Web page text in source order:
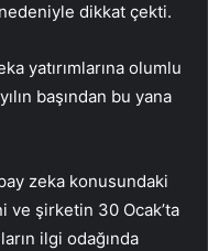
nedeniyle dikkat çekti.
yatırımlarına olumlu
başından bu yana
zeka konusundaki
ve şirketin 30 Ocak’ta
ilgi odağında